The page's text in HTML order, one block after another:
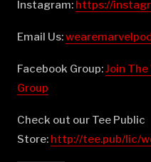
Instagram: ⁠⁠⁠⁠⁠⁠⁠⁠⁠⁠⁠⁠⁠⁠⁠⁠⁠⁠⁠⁠⁠⁠⁠⁠⁠⁠⁠⁠⁠⁠⁠⁠⁠⁠⁠⁠⁠⁠⁠⁠⁠⁠⁠⁠⁠⁠⁠⁠⁠⁠⁠⁠⁠⁠⁠⁠⁠⁠⁠⁠⁠⁠⁠⁠⁠⁠⁠⁠⁠⁠⁠⁠⁠⁠⁠https://
Email Us:
Facebook Group:⁠⁠⁠⁠⁠⁠⁠⁠⁠⁠⁠⁠⁠⁠⁠⁠⁠⁠⁠⁠⁠⁠⁠⁠⁠⁠⁠⁠⁠⁠⁠⁠⁠⁠⁠⁠⁠⁠⁠⁠⁠⁠⁠⁠⁠⁠⁠⁠⁠⁠⁠⁠⁠⁠⁠⁠⁠⁠⁠⁠⁠⁠⁠⁠⁠⁠⁠⁠⁠⁠⁠⁠⁠⁠⁠Join
Group⁠⁠⁠⁠⁠⁠⁠⁠⁠⁠⁠⁠⁠⁠⁠⁠⁠⁠⁠⁠⁠⁠⁠⁠⁠⁠⁠⁠⁠⁠⁠⁠⁠⁠⁠⁠⁠⁠⁠⁠⁠⁠⁠⁠⁠⁠⁠⁠⁠⁠⁠⁠⁠⁠⁠⁠⁠⁠⁠⁠⁠⁠⁠⁠⁠⁠⁠⁠⁠⁠⁠⁠⁠⁠⁠
Check out our Tee Public
Store: ⁠⁠⁠⁠⁠⁠⁠⁠⁠⁠⁠⁠⁠⁠⁠⁠⁠⁠⁠⁠⁠⁠⁠⁠⁠⁠⁠⁠⁠⁠⁠⁠⁠⁠⁠⁠⁠⁠⁠⁠⁠⁠⁠⁠⁠⁠⁠⁠⁠⁠⁠⁠⁠⁠⁠⁠⁠⁠⁠⁠⁠⁠⁠⁠⁠⁠⁠⁠⁠⁠⁠⁠⁠⁠⁠http://tee.pub/lic/